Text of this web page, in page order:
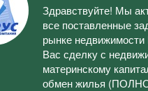
Здравствуйте! Мы
все поставленные
рынке недвижимости
Вас сделку с
материнскому
обмен жилья